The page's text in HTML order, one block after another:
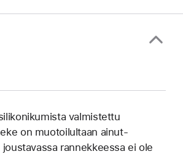
valmistettu
on muotoilultaan ainut­
joustavassa rannek­keessa ei ole